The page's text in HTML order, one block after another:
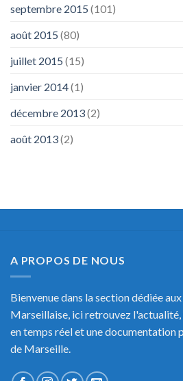
septembre 2015 (101)
août 2015 (80)
juillet 2015 (15)
janvier 2014(1)
décembre 2013(2)
août 2013(2)
A PROPOS DE NOUS
Bienvenue dans la section dédiée
Marseillaise, ici retrouvez
en temps réel et une documentation
de Marseille.